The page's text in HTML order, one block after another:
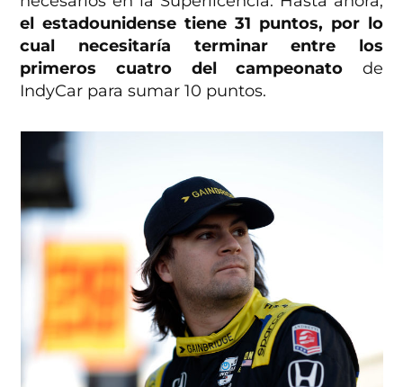
el estadounidense tiene 31 puntos, por lo
cual necesitaría terminar entre los
primeros cuatro del campeonato de
IndyCar para sumar 10 puntos.